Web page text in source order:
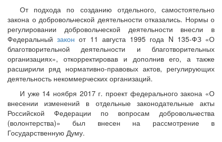
От подхода по созданию отдельного, самостоятельно
закона о добровольческой деятельности отказались. Нормы о
регулировании добровольческой деятельности внесли в
Федеральныйзакон от 11 августа 1995 года N 135-ФЗ «О
благотворительной деятельности и благотворительных
организациях», откорректировав и дополнив его, а также
расширили ряд нормативно-правовых актов, регулирующих
деятельность некоммерческих организаций.
И уже 14 ноября 2017 г. проект федерального закона «О
внесении изменений в отдельные законодательные акты
Российской Федерации по вопросам добровольчества
(волонтерства)» был внесен на рассмотрение в
Государственную Думу.